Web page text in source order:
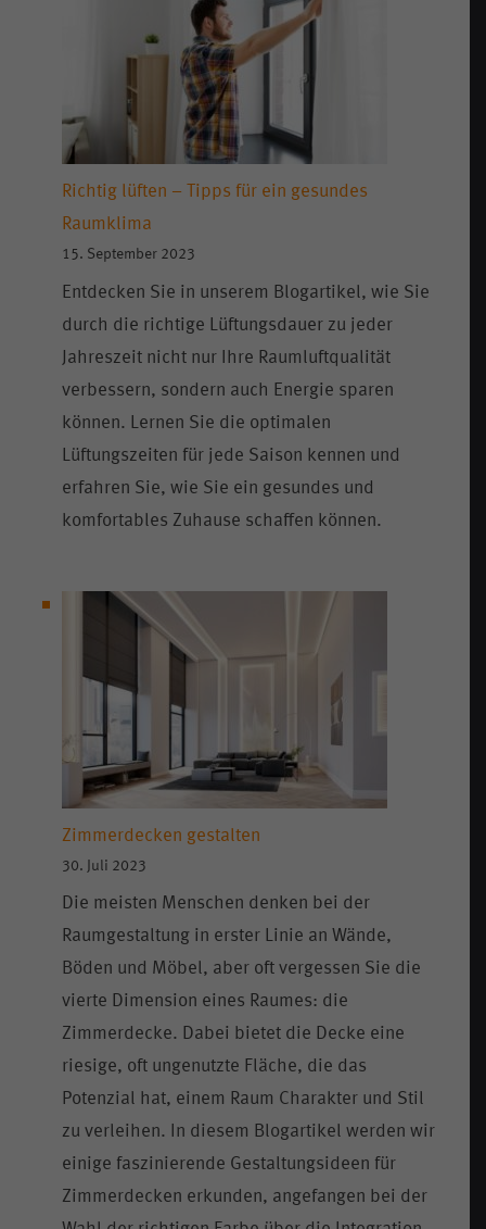
Richtig lüften – Tipps für ein gesundes
Raumklima
15. September 2023
Entdecken Sie in unserem Blogartikel, wie Sie
durch die richtige Lüftungsdauer zu jeder
Jahreszeit nicht nur Ihre Raumluftqualität
verbessern, sondern auch Energie sparen
können. Lernen Sie die optimalen
Lüftungszeiten für jede Saison kennen und
erfahren Sie, wie Sie ein gesundes und
komfortables Zuhause schaffen können.
Zimmerdecken gestalten
30. Juli 2023
Die meisten Menschen denken bei der
Raumgestaltung in erster Linie an Wände,
Böden und Möbel, aber oft vergessen Sie die
vierte Dimension eines Raumes: die
Zimmerdecke. Dabei bietet die Decke eine
riesige, oft ungenutzte Fläche, die das
Potenzial hat, einem Raum Charakter und Stil
zu verleihen. In diesem Blogartikel werden wir
einige faszinierende Gestaltungsideen für
Zimmerdecken erkunden, angefangen bei der